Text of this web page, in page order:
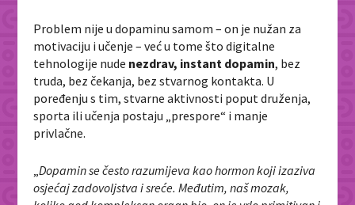
Problem nije u dopaminu samom – on je nužan za
motivaciju i učenje – već u tome što digitalne
tehnologije nude nezdrav, instant dopamin, bez
truda, bez čekanja, bez stvarnog kontakta. U
poređenju s tim, stvarne aktivnosti poput druženja,
sporta ili učenja postaju „prespore“ i manje
privlačne.
„Dopamin se često razumijeva kao hormon koji izaziva
osjećaj zadovoljstva i sreće. Međutim, naš mozak,